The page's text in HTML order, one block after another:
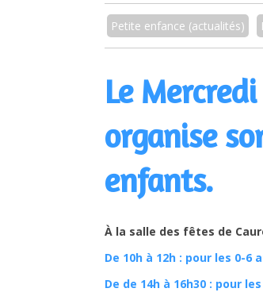
Petite enfance (actualités)
Le
organise
enfants.
À la salle des fêtes de
De 10h à 12h : pour les 0-6
De de 14h à 16h30 : pour